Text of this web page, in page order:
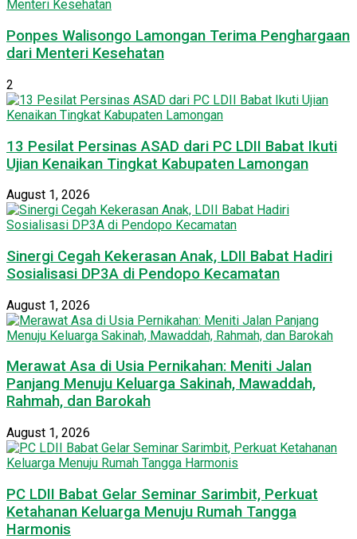
Ponpes Walisongo Lamongan Terima Penghargaan
dari Menteri Kesehatan
2
13 Pesilat Persinas ASAD dari PC LDII Babat Ikuti
Ujian Kenaikan Tingkat Kabupaten Lamongan
August 1, 2026
Sinergi Cegah Kekerasan Anak, LDII Babat Hadiri
Sosialisasi DP3A di Pendopo Kecamatan
August 1, 2026
Merawat Asa di Usia Pernikahan: Meniti Jalan
Panjang Menuju Keluarga Sakinah, Mawaddah,
Rahmah, dan Barokah
August 1, 2026
PC LDII Babat Gelar Seminar Sarimbit, Perkuat
Ketahanan Keluarga Menuju Rumah Tangga
Harmonis